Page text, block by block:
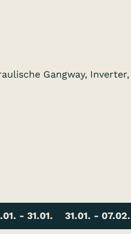
Gangway,
- 31.01. 31.01. - 07.02.